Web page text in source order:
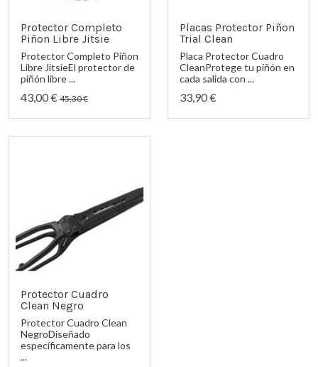
Protector Completo
Piñon Libre Jitsie
Protector Completo Piñon
Libre JitsieEl protector de
piñón libre ...
43,00 € 45,30 €
Placas Protector Piñon
Trial Clean
Placa Protector Cuadro
CleanProtege tu piñón en
cada salida con ...
33,90 €
Protector Cuadro
Clean Negro
Protector Cuadro Clean
NegroDiseñado
específicamente para los
...